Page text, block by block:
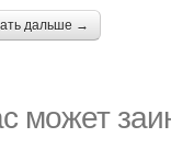
дальше →
может